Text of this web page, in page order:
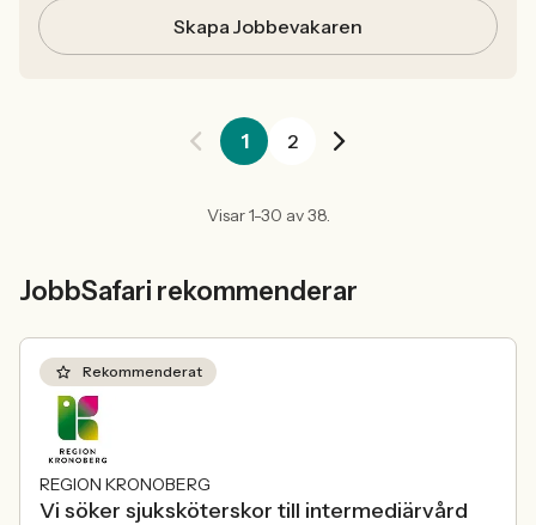
Skapa Jobbevakaren
1 2
Visar 1-30 av 38.
JobbSafari rekommenderar
Rekommenderat
REGION KRONOBERG
Vi söker sjuksköterskor till intermediärvård